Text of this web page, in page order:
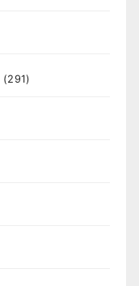
(291)